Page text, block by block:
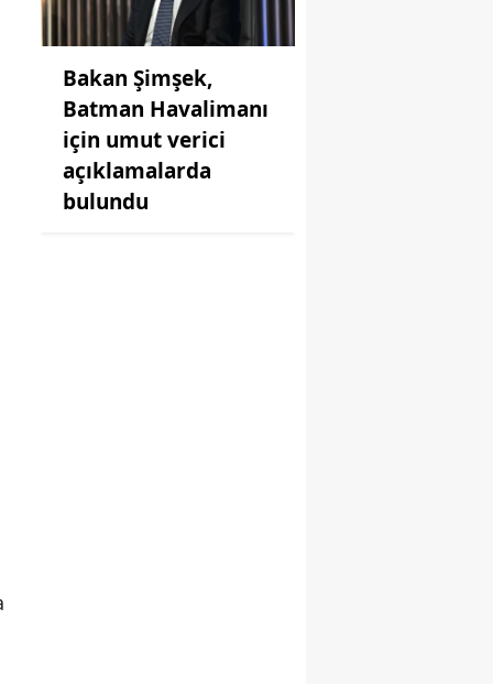
Bakan Şimşek,
Batman Havalimanı
için umut verici
açıklamalarda
bulundu